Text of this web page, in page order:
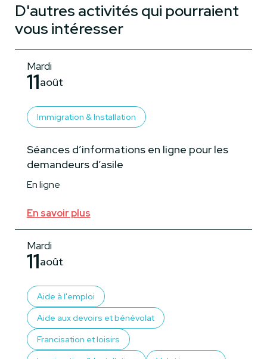
D'autres activités qui pourraient
vous intéresser
Mardi
11août
Immigration & Installation
Séances d’informations en ligne pour les
demandeurs d’asile
En ligne
En savoir plus
Mardi
11août
Aide à l'emploi
Aide aux devoirs et bénévolat
Francisation et loisirs